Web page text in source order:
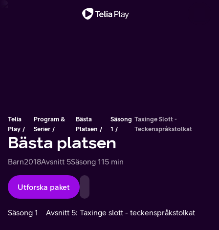
Telia
Play
Program &
Serier
Bästa
Platsen
Säsong
1
Taxinge Slott -
Teckenspråkstolkat
Bästa platsen
Barn2018Avsnitt 5Säsong 115 min
Utforska paket
Säsong 1 Avsnitt 5: Taxinge slott - teckenspråkstolkat